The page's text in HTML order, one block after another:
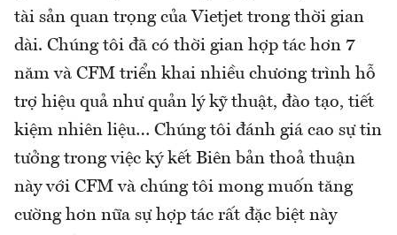
tài sản quan trọng của Vietjet trong thời gian
dài. Chúng tôi đã có thời gian hợp tác hơn 7
năm và CFM triển khai nhiều chương trình hỗ
trợ hiệu quả như quản lý kỹ thuật, đào tạo, tiết
kiệm nhiên liệu… Chúng tôi đánh giá cao sự tin
tưởng trong việc ký kết Biên bản thoả thuận
này với CFM và chúng tôi mong muốn tăng
cường hơn nữa sự hợp tác rất đặc biệt này